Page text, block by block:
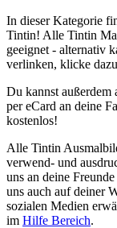
In dieser Kategorie
Tintin! Alle Tintin
geeignet - alternativ
verlinken, klicke
Du kannst außerdem
per eCard an deine
kostenlos!
Alle Tintin
verwend- und
uns an deine
uns auch auf deiner
sozialen Medien
im Hilfe Bereich.